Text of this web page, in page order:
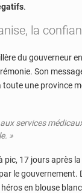
.
la
du gouverneur
Son
toute une province
services
»
pic, 17 jours après
le gouvernement.
en blouse